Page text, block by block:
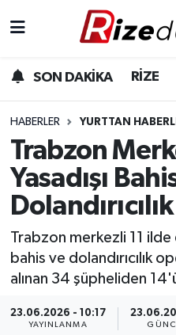
SON DAKİKA RİZE
HABERLER YURTTAN
Trabzon
Yasadışı
Trabzon merkezli 11 ilde
bahis ve dolandırıcılık
alınan 34 şüpheliden
23.06.2026 - 10:17
YAYINLANMA
Gündem
Yurttan Haberler
Ekonomi
Sağlık
Rize Hava Durumu
Rize Trafik Yoğunluk
Süper Lig Puan
Son Dakika Haberleri